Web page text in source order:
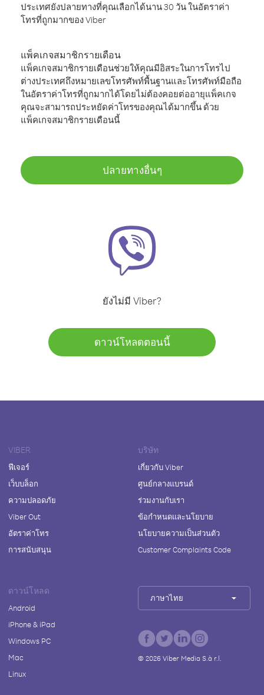
ประเทศยังปลายทางที่คุณเลือกได้นาน 30 วัน ในอัตราค่า
โทรที่ถูกมากของ Viber
แพ็คเกจสมาชิกรายเดือน
แพ็คเกจสมาชิกรายเดือนช่วยให้คุณมีอิสระในการโทรไป
ต่างประเทศถึงหมายเลขโทรศัพท์พื้นฐานและโทรศัพท์มือถือ
ในอัตราค่าโทรที่ถูกมากได้โดยไม่ต้องคอยต่ออายุแพ็คเกจ
คุณจะสามารถประหยัดค่าโทรของคุณได้มากขึ้น ด้วย
แพ็คเกจสมาชิกรายเดือนนี้
ปลายทางอื่นๆ
ยังไม่มี Viber?
ดาวน์โหลดตอนนี้
VIBER
ฟีเจอร์
เว็บบล็อก
ความปลอดภัย
Viber Out
อัตราค่าโทร
การสนับสนุน
บริษัท
เกี่ยวกับ Viber
ศูนย์กลางแบรนด์
ร่วมงานกับเรา
ข้อกำหนดและนโยบาย
นโยบายความเป็นส่วนตัว
Customer Complaints Code
ดาวน์โหลด
Android
iPhone & iPad
Windows PC
Mac
Linux
ภาษาไทย
© 2026Viber Media S.à r.l.